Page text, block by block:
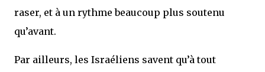
raser, et à un rythme beaucoup plus soutenu
qu’avant.
Par ailleurs, les Israéliens savent qu’à tout